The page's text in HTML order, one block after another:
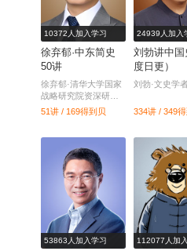
10372人加入学习
徐弃郁·中东简史
50讲
徐弃郁·清华大学国家
战略研究院资深研究
员
51讲 / 169得到贝
24939人加入
刘勃讲中国
度日更）
刘勃·文史学者
334讲 / 349
53863人加入学习 112077人加